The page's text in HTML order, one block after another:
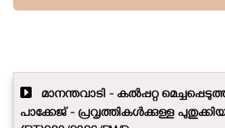
മാനന്തവാടി - കൽപ്പറ്റ
പാക്കേജ് - പ്രവൃത്തികൾക്കുള്ള